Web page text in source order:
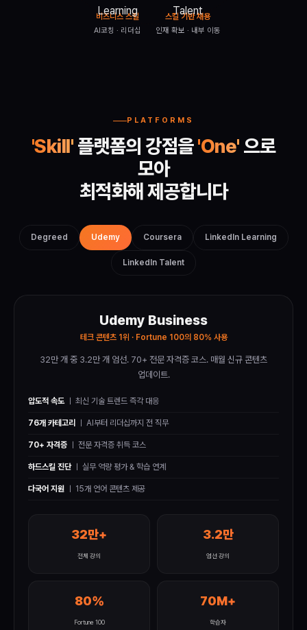
비즈니스 스킬
AI코칭 · 리더십
스킬 기반 채용
인재 확보 · 내부 이동
PLATFORMS
'Skill' 플랫폼의 강점을'One' 으로
모아
최적화해 제공합니다
Degreed Udemy Coursera LinkedIn Learning
LinkedIn Talent
Udemy Business
테크 콘텐츠 1위 · Fortune 100의 80% 사용
32만 개 중 3.2만 개 엄선. 70+ 전문 자격증 코스. 매월 신규 콘텐츠
업데이트.
압도적 속도ㅣ 최신 기술 트렌드 즉각 대응
76개 카테고리 ㅣ AI부터 리더십까지 전 직무
70+ 자격증 ㅣ 전문 자격증 취득 코스
하드스킬 진단ㅣ 실무 역량 평가 & 학습 연계
다국어 지원 ㅣ 15개 언어 콘텐츠 제공
32만+
전체 강의
3.2만
엄선 강의
80%
Fortune 100
70M+
학습자